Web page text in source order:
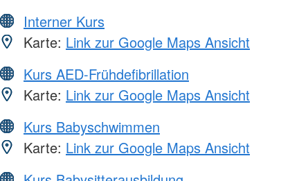
Interner Kurs
Karte: Link zur Google Maps Ansicht
Kurs AED-Frühdefibrillation
Karte: Link zur Google Maps Ansicht
Kurs Babyschwimmen
Karte: Link zur Google Maps Ansicht